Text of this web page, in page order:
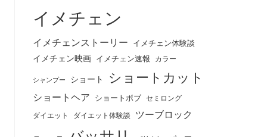
イメチェン
イメチェンストーリー イメチェン体験談
イメチェン映画 イメチェン速報 カラー
シャンプー ショート ショートカット
ショートヘア ショートボブ セミロング
ダイエット ダイエット体験談 ツーブロック